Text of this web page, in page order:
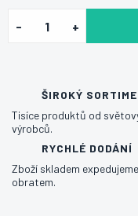
ŠIROKÝ
Tisíce produktů od
výrobců.
RYCHLÉ DODÁNÍ
Zboží skladem expedujeme
obratem.